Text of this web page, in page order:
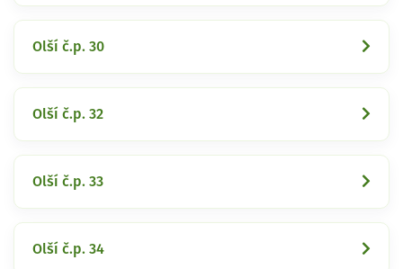
Olší č.p. 30
Olší č.p. 32
Olší č.p. 33
Olší č.p. 34